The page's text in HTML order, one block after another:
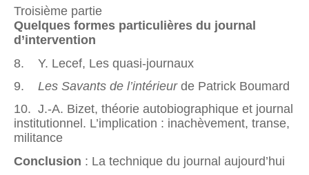
Troisième partie
Quelques formes particulières du journal
d’intervention
8. Y. Lecef, Les quasi-journaux
9. Les Savants de l’intérieur de Patrick Boumard
10. J.-A. Bizet, théorie autobiographique et journal
institutionnel. L’implication : inachèvement, transe,
militance
Conclusion : La technique du journal aujourd’hui